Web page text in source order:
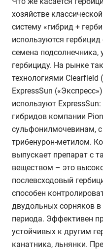
хозяйстве
систему «гибрид +
используются
семена подсолнечника,
гербициду. На рынке
технологиями Clearfield
ExpressSun
используют
гибридов компании
сульфонилмочевинам,
трибенурон-метилом.
выпускает препарат с
веществом – это
послевсходовый
способен
двудольных сорняков в
периода. Эффективен
устойчивых к другим
канатника, льнянки.